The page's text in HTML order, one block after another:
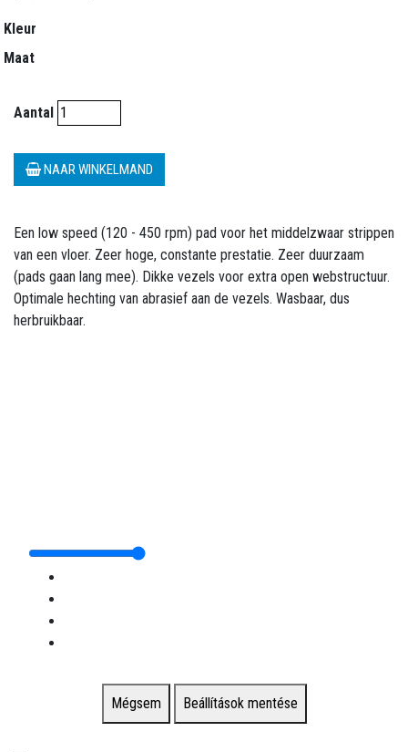
Kleur
Maat
Aantal
NAAR WINKELMAND
Een low speed (120 - 450 rpm) pad voor het middelzwaar strippen
van een vloer. Zeer hoge, constante prestatie. Zeer duurzaam
(pads gaan lang mee). Dikke vezels voor extra open webstructuur.
Optimale hechting van abrasief aan de vezels. Wasbaar, dus
herbruikbaar.
Mégsem Beállítások mentése